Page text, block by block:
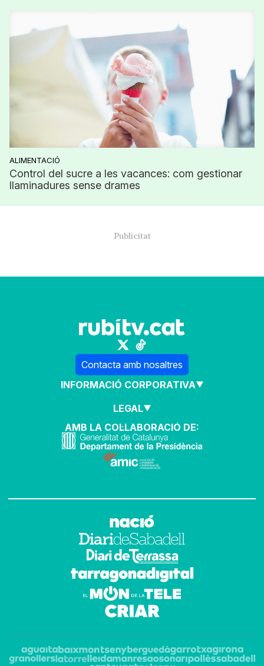
ALIMENTACIÓ
Control del sucre a les vacances: com gestionar
llaminadures sense drames
Contacta amb nosaltres
INFORMACIÓ CORPORATIVA
LEGAL
AMB LA COL·LABORACIÓ DE: